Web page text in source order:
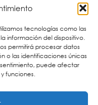
tecnologías como las
información del dispositivo.
permitirá procesar datos
o las identificaciones únicas
puede afectar
funciones.
fuera del Acuerdo
de exportaciones
incluidas cámaras
su exportación e
de entrega más
la nueva gama de